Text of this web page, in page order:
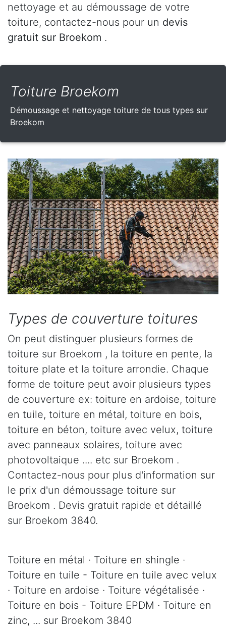
nettoyage et au démoussage de votre
toiture, contactez-nous pour un devis
gratuit sur Broekom .
Toiture Broekom
Démoussage et nettoyage toiture de tous types sur
Broekom
Types de couverture toitures
On peut distinguer plusieurs formes de
toiture sur Broekom , la toiture en pente, la
toiture plate et la toiture arrondie. Chaque
forme de toiture peut avoir plusieurs types
de couverture ex: toiture en ardoise, toiture
en tuile, toiture en métal, toiture en bois,
toiture en béton, toiture avec velux, toiture
avec panneaux solaires, toiture avec
photovoltaique .... etc sur Broekom .
Contactez-nous pour plus d'information sur
le prix d'un démoussage toiture sur
Broekom . Devis gratuit rapide et détaillé
sur Broekom 3840.
Toiture en métal · Toiture en shingle ·
Toiture en tuile - Toiture en tuile avec velux
· Toiture en ardoise · Toiture végétalisée ·
Toiture en bois - Toiture EPDM · Toiture en
zinc, ... sur Broekom 3840